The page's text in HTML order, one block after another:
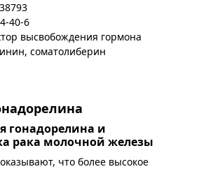
40-6
высвобождения гормона
соматолиберин
гонадорелина и
рака молочной железы
что более высокое